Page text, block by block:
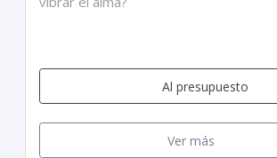
Al presupuesto
Ver más